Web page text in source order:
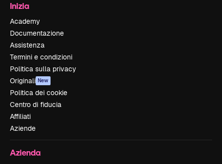
Inizia
Academy
Documentazione
Assistenza
Termini e condizioni
Politica sulla privacy
Originali New
Politica dei cookie
Centro di fiducia
Affiliati
Aziende
Azienda